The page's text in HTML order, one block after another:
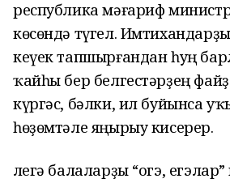
республика мәғариф
көсөндә түгел.
кеүек тапшырғандан һуң
ҡайһы бер белгестәрҙең
күргәс, бәлки, ил буйынса
һөҙөмтәле яңырыу кисерер.
Әлегә балаларҙы “огэ,